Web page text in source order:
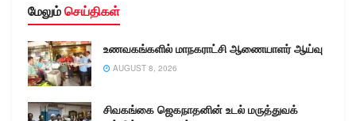
மேலும்செய்திகள்
உணவகங்களில் மாநகராட்சி ஆணையாளர் ஆய்வு
AUGUST 8, 2026
சிவகங்கை ஜெகநாதனின் உடல் மருத்துவக்